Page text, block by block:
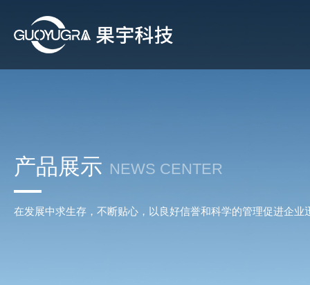
产品展示 NEWS CENTER
在发展中求生存，不断贴心，以良好信誉和科学的管理促进企业